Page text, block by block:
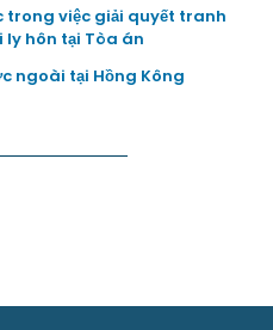
trong việc giải quyết tranh
ly hôn tại Tòa án
ngoài tại Hồng Kông